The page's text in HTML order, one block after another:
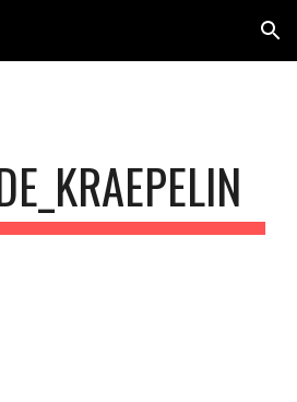
Skip to navigation